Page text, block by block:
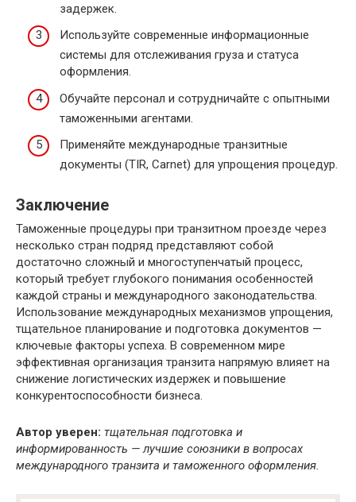
задержек.
Используйте современные информационные
системы для отслеживания груза и статуса
оформления.
Обучайте персонал и сотрудничайте с опытными
таможенными агентами.
Применяйте международные транзитные
документы (TIR, Carnet) для упрощения процедур.
Заключение
Таможенные процедуры при транзитном проезде через
несколько стран подряд представляют собой
достаточно сложный и многоступенчатый процесс,
который требует глубокого понимания особенностей
каждой страны и международного законодательства.
Использование международных механизмов упрощения,
тщательное планирование и подготовка документов —
ключевые факторы успеха. В современном мире
эффективная организация транзита напрямую влияет на
снижение логистических издержек и повышение
конкурентоспособности бизнеса.
Автор уверен: тщательная подготовка и
информированность — лучшие союзники в вопросах
международного транзита и таможенного оформления.